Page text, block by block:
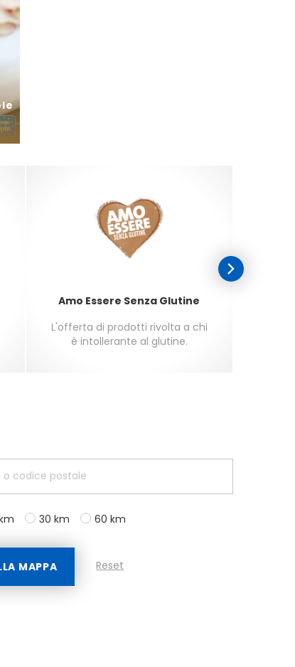
Amo Essere Senza Glutine
L'offerta di prodotti rivolta a chi
è intollerante al glutine.
30 km 60 km
MAPPA Reset